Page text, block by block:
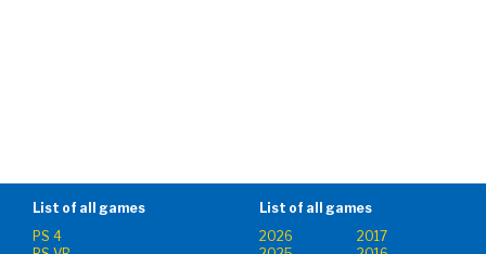
List of all games
PS 4
List of all games
2026
2017